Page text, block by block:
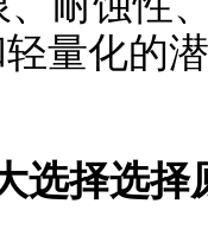
量化的
选择选择